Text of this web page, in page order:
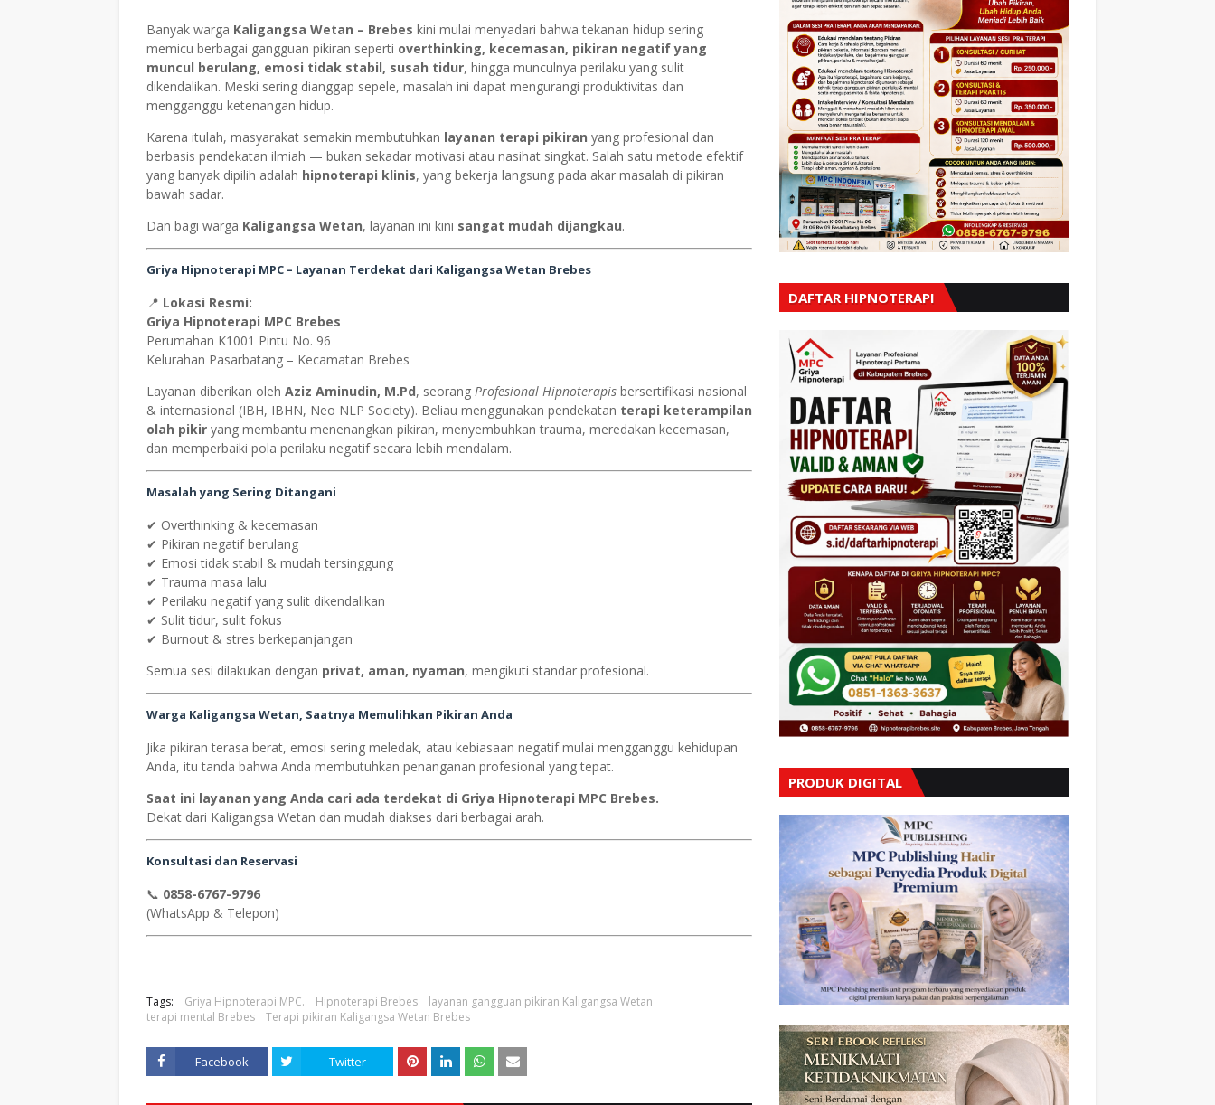
Banyak warga Kaligangsa Wetan – Brebes kini mulai menyadari bahwa tekanan hidup sering
memicu berbagai gangguan pikiran seperti overthinking, kecemasan, pikiran negatif yang
muncul berulang, emosi tidak stabil, susah tidur, hingga munculnya perilaku yang sulit
dikendalikan. Meski sering dianggap sepele, masalah ini dapat mengurangi produktivitas dan
mengganggu ketenangan hidup.
Karena itulah, masyarakat semakin membutuhkan layanan terapi pikiran yang profesional dan
berbasis pendekatan ilmiah — bukan sekadar motivasi atau nasihat singkat. Salah satu metode efektif
yang banyak dipilih adalah hipnoterapi klinis, yang bekerja langsung pada akar masalah di pikiran
bawah sadar.
Dan bagi warga Kaligangsa Wetan, layanan ini kini sangat mudah dijangkau.
Griya Hipnoterapi MPC – Layanan Terdekat dari Kaligangsa Wetan Brebes
📍 Lokasi Resmi:
Griya Hipnoterapi MPC Brebes
Perumahan K1001 Pintu No. 96
Kelurahan Pasarbatang – Kecamatan Brebes
Layanan diberikan oleh Aziz Aminudin, M.Pd, seorang Profesional Hipnoterapis bersertifikasi nasional
& internasional (IBH, IBHN, Neo NLP Society). Beliau menggunakan pendekatan terapi keterampilan
olah pikir yang membantu menenangkan pikiran, menyembuhkan trauma, meredakan kecemasan,
dan memperbaiki pola perilaku negatif secara lebih mendalam.
Masalah yang Sering Ditangani
✔ Overthinking & kecemasan
✔ Pikiran negatif berulang
✔ Emosi tidak stabil & mudah tersinggung
✔ Trauma masa lalu
✔ Perilaku negatif yang sulit dikendalikan
✔ Sulit tidur, sulit fokus
✔ Burnout & stres berkepanjangan
Semua sesi dilakukan dengan privat, aman, nyaman, mengikuti standar profesional.
Warga Kaligangsa Wetan, Saatnya Memulihkan Pikiran Anda
Jika pikiran terasa berat, emosi sering meledak, atau kebiasaan negatif mulai mengganggu kehidupan
Anda, itu tanda bahwa Anda membutuhkan penanganan profesional yang tepat.
Saat ini layanan yang Anda cari ada terdekat di Griya Hipnoterapi MPC Brebes.
Dekat dari Kaligangsa Wetan dan mudah diakses dari berbagai arah.
Konsultasi dan Reservasi
📞 0858-6767-9796
(WhatsApp & Telepon)
Tags: Griya Hipnoterapi MPC. Hipnoterapi Brebes
layanan gangguan pikiran Kaligangsa Wetan
terapi mental Brebes
Terapi pikiran Kaligangsa Wetan Brebes
Facebook Twitter
DAFTAR HIPNOTERAPI
PRODUK DIGITAL